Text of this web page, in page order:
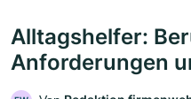
Alltagshelfer:
Anforderungen